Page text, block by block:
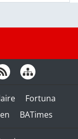
Fortuna
BATimes